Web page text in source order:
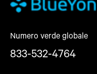
Numero verde globale
833-532-4764